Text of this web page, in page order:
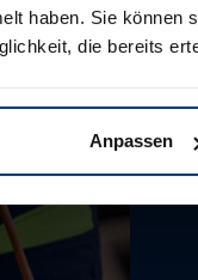
haben. Sie
die bereits
Anpassen